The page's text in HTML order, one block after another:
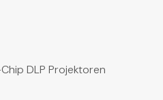
DLP Projektoren